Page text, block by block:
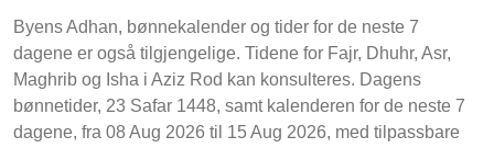
Byens Adhan, bønnekalender og tider for de neste 7
dagene er også tilgjengelige. Tidene for Fajr, Dhuhr, Asr,
Maghrib og Isha i Aziz Rod kan konsulteres. Dagens
bønnetider, 23 Safar 1448, samt kalenderen for de neste 7
dagene, fra 08 Aug 2026 til 15 Aug 2026, med tilpassbare